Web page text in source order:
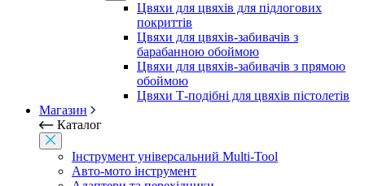
Цвяхи для цвяхів для підлогових
покриттів
Цвяхи для цвяхів-забивачів з
барабанною обоймою
Цвяхи для цвяхів-забивачів з прямою
обоймою
Цвяхи Т-подібні для цвяхів пістолетів
Магазин
Каталог
Інструмент універсальний Multi-Tool
Авто-мото інструмент